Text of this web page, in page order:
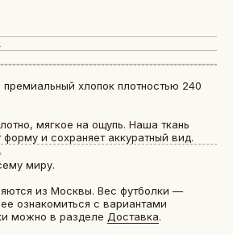
хлопок плотностью 240
мягкое на ощупь. Наша ткань
и сохраняет аккуратный вид.
миру.
из Москвы. Вес футболки —
ознакомиться с вариантами
можно в разделе Доставка.